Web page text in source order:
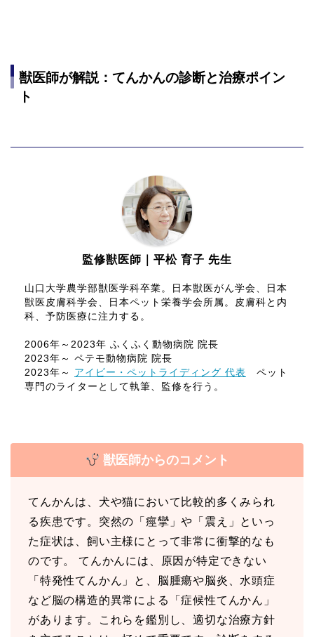
獣医師が解説：てんかんの診断と治療ポイン
ト
監修獣医師｜平松 育子 先生
山口大学農学部獣医学科卒業。日本獣医がん学会、日本
獣医皮膚科学会、日本ペット栄養学会所属。皮膚科と内
科、予防医療に注力する。
2006年～2023年 ふくふく動物病院 院長
2023年～ ペテモ動物病院 院長
2023年～ アイビー・ペットライディング 代表 ペット
専門のライターとして執筆、監修を行う。
獣医師からのコメント
てんかんは、犬や猫において比較的多くみられ
る疾患です。突然の「痙攣」や「震え」といっ
た症状は、飼い主様にとって非常に衝撃的なも
のです。 てんかんには、原因が特定できない
「特発性てんかん」と、脳腫瘍や脳炎、水頭症
など脳の構造的異常による「症候性てんかん」
があります。これらを鑑別し、適切な治療方針